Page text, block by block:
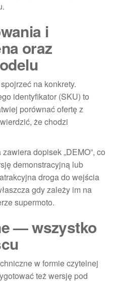
i
oraz
na konkrety.
identyfikator (SKU) to
porównać ofertę z
że chodzi
dopisek „DEMO”, co
demonstracyjną lub
droga do wejścia
gdy zależy im na
supermoto.
— wszystko
w formie czytelnej
też wersję pod